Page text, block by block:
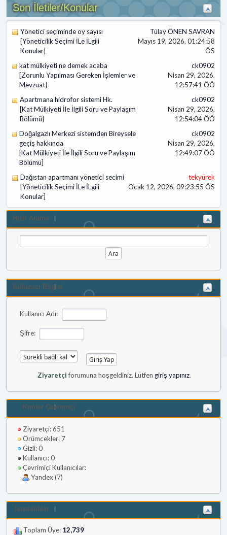
Son İletiler/Konular
Yönetici seçiminde oy sayısı
[Yöneticilik Seçimi İLe İLgili
Konular]
Tülay ÖNEN SAVRAN
Mayıs 19, 2026, 01:24:58
ÖS
kat mülkiyeti ne demek acaba
[Zorunlu Yapılması Gereken İşlemler ve
Mevzuat]
ck0902
Nisan 29, 2026,
12:57:41 ÖÖ
Apartmana hidrofor sistemi Hk.
[Kat Mülkiyeti İle İlgili Soru ve Paylaşım
Bölümü]
ck0902
Nisan 29, 2026,
12:54:04 ÖÖ
Doğalgazlı Merkezi sistemden Bireysele
geçiş hakkında
[Kat Mülkiyeti İle İlgili Soru ve Paylaşım
Bölümü]
ck0902
Nisan 29, 2026,
12:49:07 ÖÖ
Dağıstan apartmanı yönetici secimi
[Yöneticilik Seçimi İLe İLgili
Konular]
tekyürek
Ocak 12, 2026, 09:23:55 ÖS
Hızlı Arama
Kullanıcı Bilgisi
Kullanıcı Adı:
Şifre:
Ziyaretçiforumuna hoşgeldiniz. Lütfen giriş yapınız.
Kimler Çevrimiçi
Ziyaretçi: 651
Örümcekler: 7
Gizli: 0
Kullanıcı: 0
Çevrimiçi Kullanıcılar:
Yandex (7)
İstatistikler
Toplam Üye: 12,739